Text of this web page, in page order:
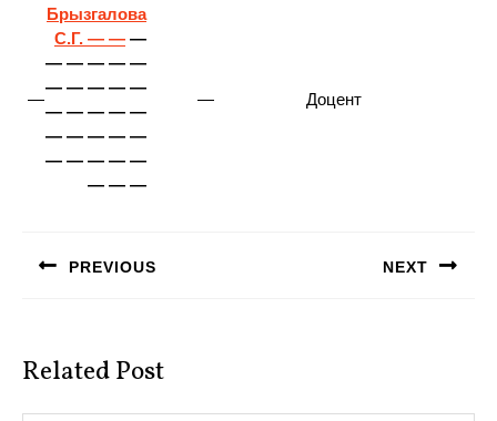
—
Брызгалова
С.Г. — — —
— — — — —
— — — — —
— — — — —
— — — — —
— — — — —
— — —
— Доцент
записям
PREVIOUS NEXT
Related Post